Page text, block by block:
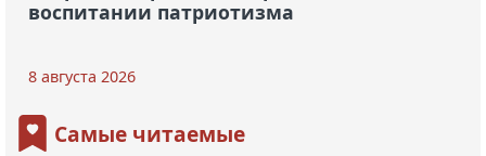
воспитании патриотизма
8 августа 2026
Самые читаемые